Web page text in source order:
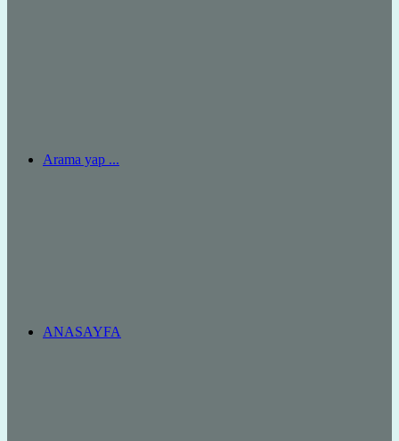
Arama yap ...
ANASAYFA